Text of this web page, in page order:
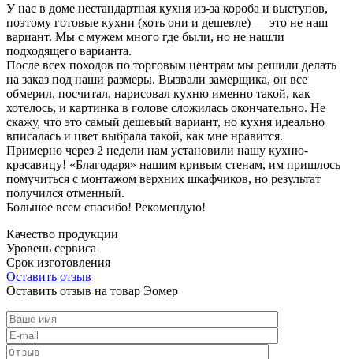
У нас в доме нестандартная кухня из-за короба и выступов,
поэтому готовые кухни (хоть они и дешевле) — это не наш
вариант. Мы с мужем много где были, но не нашли
подходящего варианта.
После всех походов по торговым центрам мы решили делать
на заказ под наши размеры. Вызвали замерщика, он все
обмерил, посчитал, нарисовал кухню именно такой, как
хотелось, и картинка в голове сложилась окончательно. Не
скажу, что это самый дешевый вариант, но кухня идеально
вписалась и цвет выбрала такой, как мне нравится.
Примерно через 2 недели нам установили нашу кухню-
красавицу! «Благодаря» нашим кривым стенам, им пришлось
помучиться с монтажом верхних шкафчиков, но результат
получился отменный.
Большое всем спасибо! Рекомендую!
Качество продукции
Уровень сервиса
Срок изготовления
Оставить отзыв
Оставить отзыв на товар Эомер